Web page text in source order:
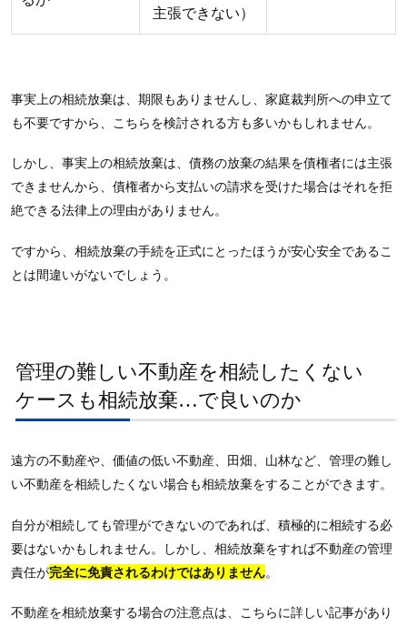
主張できない）
事実上の相続放棄は、期限もありませんし、家庭裁判所への申立て
も不要ですから、こちらを検討される方も多いかもしれません。
しかし、事実上の相続放棄は、債務の放棄の結果を債権者には主張
できませんから、債権者から支払いの請求を受けた場合はそれを拒
絶できる法律上の理由がありません。
ですから、相続放棄の手続を正式にとったほうが安心安全であるこ
とは間違いがないでしょう。
管理の難しい不動産を相続したくない
ケースも相続放棄…で良いのか
遠方の不動産や、価値の低い不動産、田畑、山林など、管理の難し
い不動産を相続したくない場合も相続放棄をすることができます。
自分が相続しても管理ができないのであれば、積極的に相続する必
要はないかもしれません。しかし、相続放棄をすれば不動産の管理
責任が完全に免責されるわけではありません。
不動産を相続放棄する場合の注意点は、こちらに詳しい記事があり